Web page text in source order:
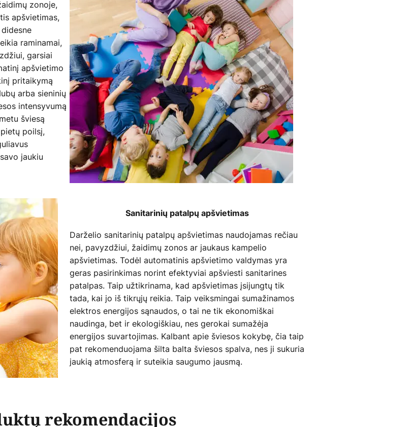
zonoje,
apšvietimas,
raminamai,
garsiai
apšvietimo
pritaikymą
arba sieninių
intensyvumą
šviesą
poilsį,
jaukiu
Sanitarinių patalpų apšvietimas
Darželio sanitarinių patalpų apšvietimas naudojamas rečiau
nei, pavyzdžiui, žaidimų zonos ar jaukaus kampelio
apšvietimas. Todėl automatinis apšvietimo valdymas yra
geras pasirinkimas norint efektyviai apšviesti sanitarines
patalpas. Taip užtikrinama, kad apšvietimas įsijungtų tik
tada, kai jo iš tikrųjų reikia. Taip veiksmingai sumažinamos
elektros energijos sąnaudos, o tai ne tik ekonomiškai
naudinga, bet ir ekologiškiau, nes gerokai sumažėja
energijos suvartojimas. Kalbant apie šviesos kokybę, čia taip
pat rekomenduojama šilta balta šviesos spalva, nes ji sukuria
jaukią atmosferą ir suteikia saugumo jausmą.
rekomendacijos